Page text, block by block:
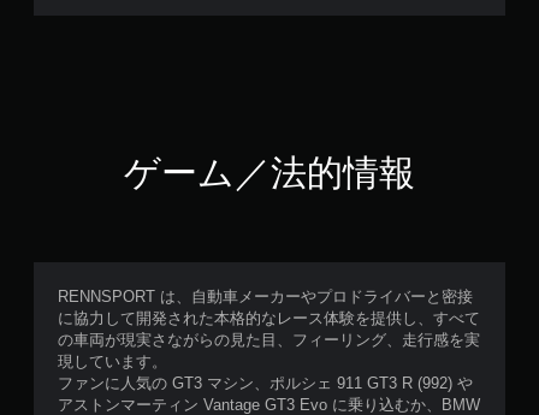
ゲーム／法的情報
RENNSPORT は、自動車メーカーやプロドライバーと密接
に協力して開発された本格的なレース体験を提供し、すべて
の車両が現実さながらの見た目、フィーリング、走行感を実
現しています。
ファンに人気の GT3 マシン、ポルシェ 911 GT3 R (992) や
アストンマーティン Vantage GT3 Evo に乗り込むか、BMW